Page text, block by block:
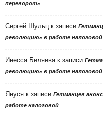
переворот»
Сергей Шульцк записи
революцию» в работе налоговой
Инесса Беляевак записи
революцию» в работе налоговой
Януся к записи Гетманцев
работе налоговой